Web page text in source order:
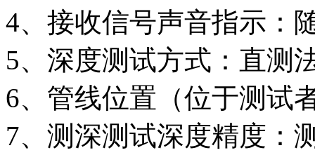
4、接收信号声音指示：
5、深度测试方式：直测
6、管线位置（位于测试
7、测深测试深度精度：